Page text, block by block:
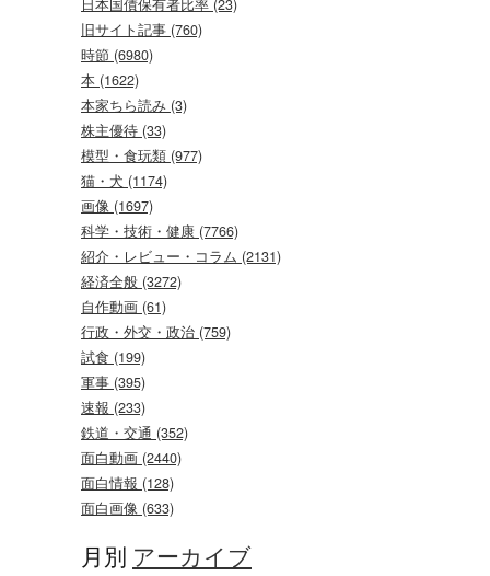
日本国債保有者比率 (23)
旧サイト記事 (760)
時節 (6980)
本 (1622)
本家ちら読み (3)
株主優待 (33)
模型・食玩類 (977)
猫・犬 (1174)
画像 (1697)
科学・技術・健康 (7766)
紹介・レビュー・コラム (2131)
経済全般 (3272)
自作動画 (61)
行政・外交・政治 (759)
試食 (199)
軍事 (395)
速報 (233)
鉄道・交通 (352)
面白動画 (2440)
面白情報 (128)
面白画像 (633)
月別 アーカイブ